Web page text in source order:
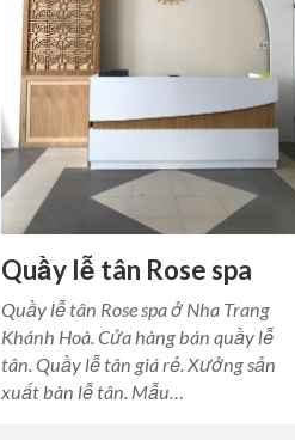
Quầy lễ tân Rose spa
Quầy lễ tân Rose spa ở Nha Trang
Khánh Hoà. Cửa hàng bán quầy lễ
tân. Quầy lễ tân giá rẻ. Xưởng sản
xuất bàn lễ tân. Mẫu…